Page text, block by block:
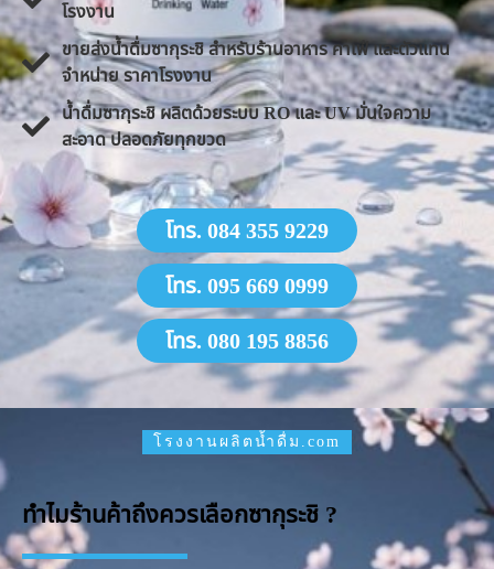
โรงงาน
ขายส่งน้ำดื่มซากุระชิ สำหรับร้านอาหาร คาเฟ่ และตัวแทน
จำหน่าย ราคาโรงงาน
น้ำดื่มซากุระชิ ผลิตด้วยระบบ RO และ UV มั่นใจความ
สะอาด ปลอดภัยทุกขวด
โทร. 084 355 9229
โทร. 095 669 0999
โทร. 080 195 8856
โรงงานผลิตน้ำดื่ม.com
ทำไมร้านค้าถึงควรเลือกซากุระชิ ?